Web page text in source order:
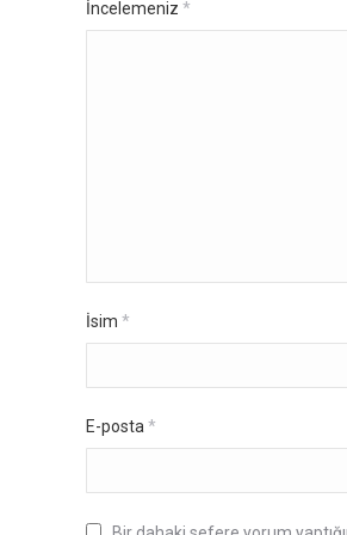
İncelemeniz *
İsim *
E-posta *